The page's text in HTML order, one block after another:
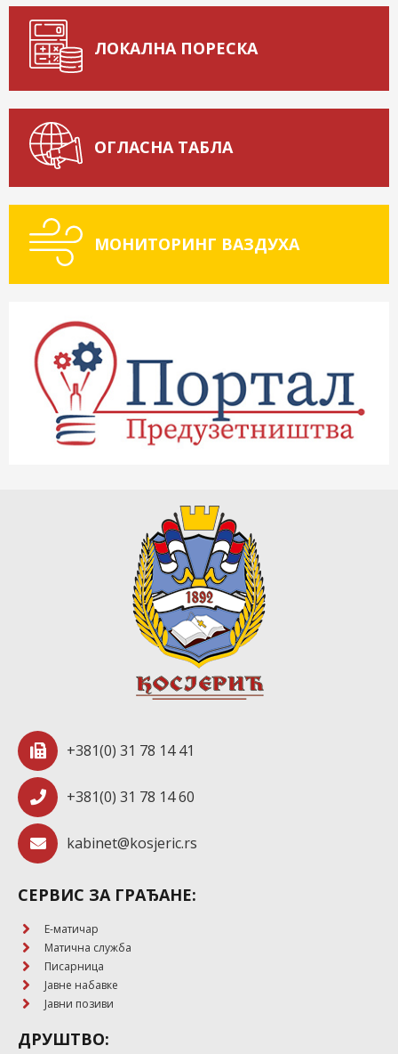
ЛОКАЛНА ПОРЕСКА
ОГЛАСНА ТАБЛА
МОНИТОРИНГ ВАЗДУХА
+381(0) 31 78 14 41
+381(0) 31 78 14 60
kabinet@kosjeric.rs
СЕРВИС ЗА ГРАЂАНЕ:
E-матичар
Матична служба
Писарница
Јавне набавке
Јавни позиви
ДРУШТВО: